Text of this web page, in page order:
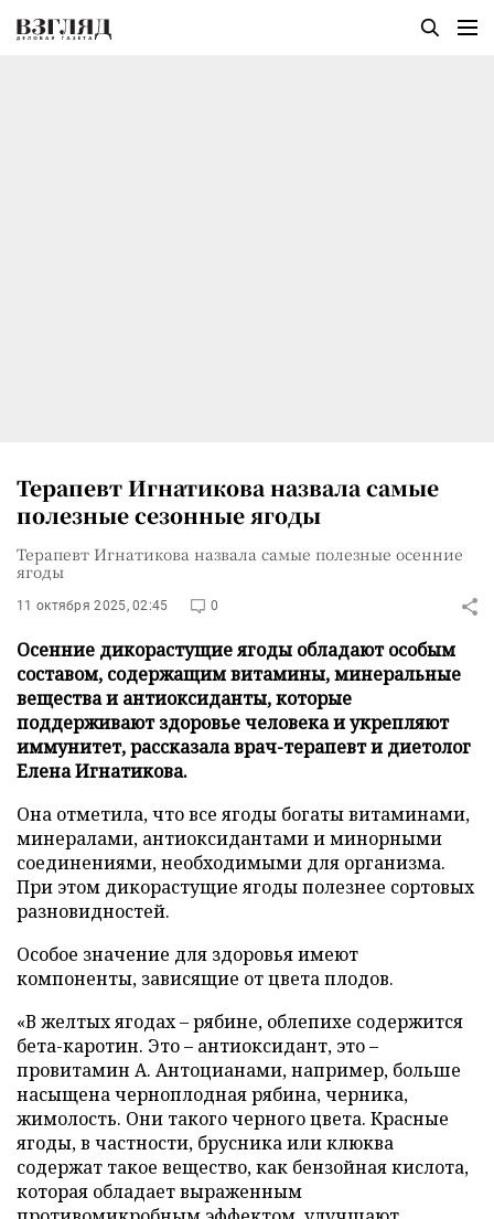
Терапевт Игнатикова назвала самые
полезные сезонные ягоды
Терапевт Игнатикова назвала самые полезные осенние
ягоды
11 октября 2025, 02:45 0
Осенние дикорастущие ягоды обладают особым
составом, содержащим витамины, минеральные
вещества и антиоксиданты, которые
поддерживают здоровье человека и укрепляют
иммунитет, рассказала врач-терапевт и диетолог
Елена Игнатикова.
Она отметила, что все ягоды богаты витаминами,
минералами, антиоксидантами и минорными
соединениями, необходимыми для организма.
При этом дикорастущие ягоды полезнее сортовых
разновидностей.
Особое значение для здоровья имеют
компоненты, зависящие от цвета плодов.
«В желтых ягодах – рябине, облепихе содержится
бета-каротин. Это – антиоксидант, это –
провитамин А. Антоцианами, например, больше
насыщена черноплодная рябина, черника,
жимолость. Они такого черного цвета. Красные
ягоды, в частности, брусника или клюква
содержат такое вещество, как бензойная кислота,
которая обладает выраженным